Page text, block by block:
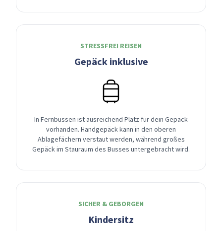
STRESSFREI REISEN
Gepäck inklusive
In Fernbussen ist ausreichend Platz für dein Gepäck
vorhanden. Handgepäck kann in den oberen
Ablagefächern verstaut werden, während großes
Gepäck im Stauraum des Busses untergebracht wird.
SICHER & GEBORGEN
Kindersitz